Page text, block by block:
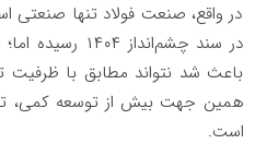
در واقع، صنعت فولاد تنها
در سند
باعث شد نتواند مطابق با ظرفیت
همین جهت بیش از توسعه کمی،
است.